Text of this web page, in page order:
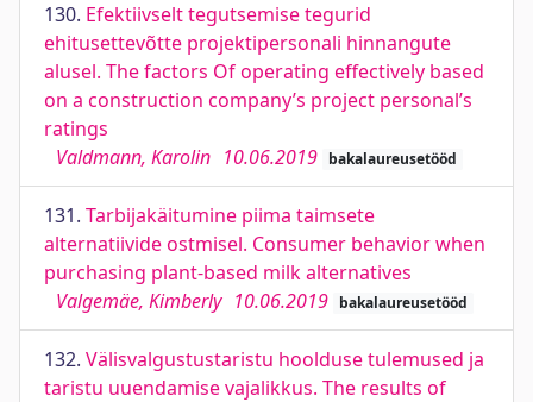
130. Efektiivselt tegutsemise tegurid
ehitusettevõtte projektipersonali hinnangute
alusel. The factors Of operating effectively based
on a construction company’s project personal’s
ratings
Valdmann, Karolin 10.06.2019 bakalaureusetööd
131. Tarbijakäitumine piima taimsete
alternatiivide ostmisel. Consumer behavior when
purchasing plant-based milk alternatives
Valgemäe, Kimberly 10.06.2019 bakalaureusetööd
132. Välisvalgustustaristu hoolduse tulemused ja
taristu uuendamise vajalikkus. The results of